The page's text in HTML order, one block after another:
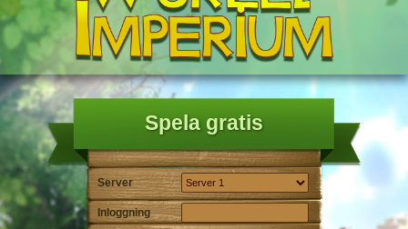
Spela gratis
Server
Inloggning